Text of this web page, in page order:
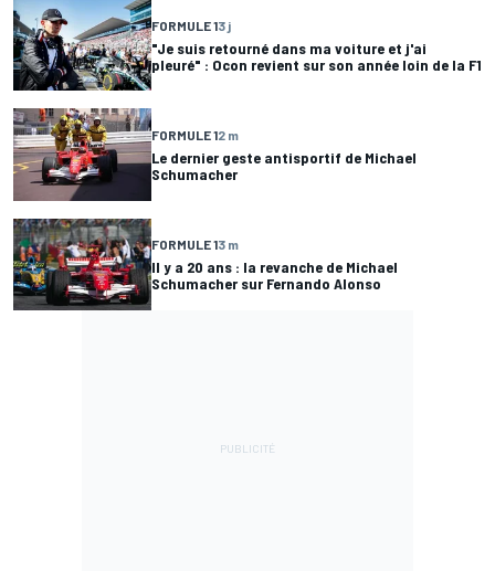
FORMULE 13 j
"Je suis retourné dans ma voiture et j'ai
pleuré" : Ocon revient sur son année loin de la F1
FORMULE 12 m
Le dernier geste antisportif de Michael
Schumacher
FORMULE 13 m
Il y a 20 ans : la revanche de Michael
Schumacher sur Fernando Alonso